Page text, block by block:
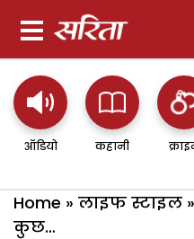
ऑडियो कहानी
Home » लाइफ स्टाइल »
कुछ…